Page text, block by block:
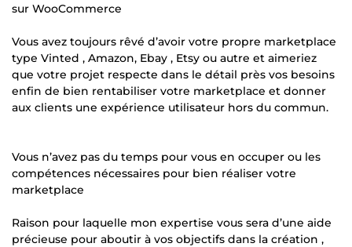
sur WooCommerce
Vous avez toujours rêvé d’avoir votre propre marketplace
type Vinted , Amazon, Ebay , Etsy ou autre et aimeriez
que votre projet respecte dans le détail près vos besoins
enfin de bien rentabiliser votre marketplace et donner
aux clients une expérience utilisateur hors du commun.
Vous n’avez pas du temps pour vous en occuper ou les
compétences nécessaires pour bien réaliser votre
marketplace
Raison pour laquelle mon expertise vous sera d’une aide
précieuse pour aboutir à vos objectifs dans la création ,